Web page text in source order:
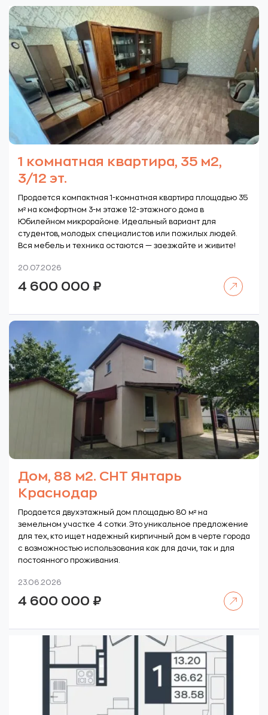
1 комнатная квартира, 35 м2,
3/12 эт.
Продается компактная 1-комнатная квартира площадью 35
м² на комфортном 3-м этаже 12-этажного дома в
Юбилейном микрорайоне. Идеальный вариант для
студентов, молодых специалистов или пожилых людей.
Вся мебель и техника остаются — заезжайте и живите!
20.07.2026
4 600 000 ₽
Дом, 88 м2. СНТ Янтарь
Краснодар
Продается двухэтажный дом площадью 80 м² на
земельном участке 4 сотки. Это уникальное предложение
для тех, кто ищет надежный кирпичный дом в черте города
с возможностью использования как для дачи, так и для
постоянного проживания.
23.06.2026
4 600 000 ₽